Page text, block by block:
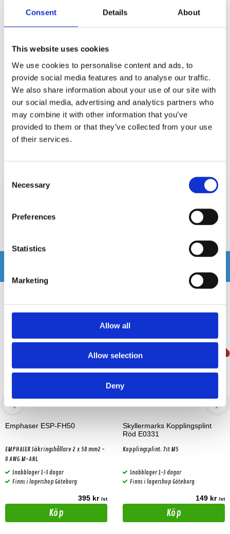
Consent Details About
This website uses cookies
We use cookies to personalise content and ads, to
provide social media features and to analyse our traffic.
We also share information about your use of our site with
our social media, advertising and analytics partners who
may combine it with other information that you’ve
provided to them or that they’ve collected from your use
of their services.
Selection
Necessary
Preferences
Statistics
Marketing
Allow all
Allow selection
Deny
Bilstereo / Kablar & tillbehör /
Bilstereo / Kablar & tillbehör /
Grundshoppen / Marin /
Produktinformation
SKU: 300-8853V
MPN: 300-8853V
EAN / GTIN: 7340029606917
Emphaser ESP-FH50
EMPHASER Säkringshållare 2 x 50 mm2 -
0 AWG M-ANL
Snabblager 1-3 dagar
Finns i lagershop Göteborg
395 kr /st
Köp
Skyllermarks Kopplingsplint
Röd E0331
Kopplingsplint. 7st M5
Snabblager 1-3 dagar
Finns i lagershop Göteborg
149 kr /st
Köp